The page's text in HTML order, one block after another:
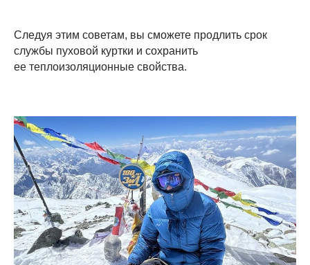
Следуя этим советам, вы сможете продлить срок
службы пуховой куртки и сохранить
ее теплоизоляционные свойства.